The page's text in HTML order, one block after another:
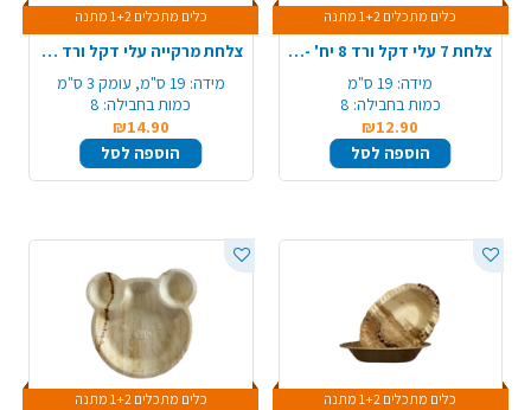
כלים מתכלים 1+2 מתנה
צלחת 7 עלי דקל ורד 8 יח' - קטן
מידה: 19 ס"מ
כמות בחבילה: 8
₪12.90
הוספה לסל
כלים מתכלים 1+2 מתנה
צלחת מרקייה עלי דקל ורד 8 יח' - קטן
מידה: 19 ס"מ, עומק 3 ס"מ
כמות בחבילה: 8
₪14.90
הוספה לסל
כלים מתכלים 1+2 מתנה כלים מתכלים 1+2 מתנה